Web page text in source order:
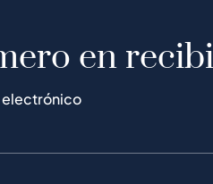
en
electrónico